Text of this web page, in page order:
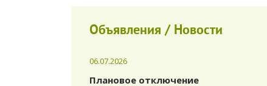
Объявления / Новости
06.07.2026
Плановое отключение